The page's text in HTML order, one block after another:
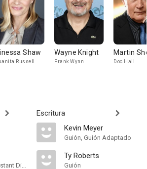
Shaw
Russell
Wayne Knight
Frank Wynn
Martin
Doc Hall
Second Assistant Director
Escritura
Kevin Meyer
Guión, Guión Adaptado
Ty Roberts
Guión